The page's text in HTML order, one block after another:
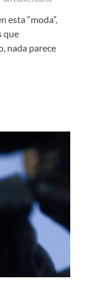
esta “moda”,
que
nada parece